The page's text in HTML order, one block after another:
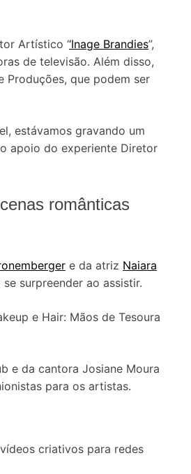
Artístico ‘‘Inage Brandies”,
de televisão. Além disso,
Produções, que podem ser
estávamos gravando um
apoio do experiente Diretor
românticas
e da atriz Naiara
surpreender ao assistir.
e Hair: Mãos de Tesoura
e da cantora Josiane Moura
para os artistas.
criativos para redes